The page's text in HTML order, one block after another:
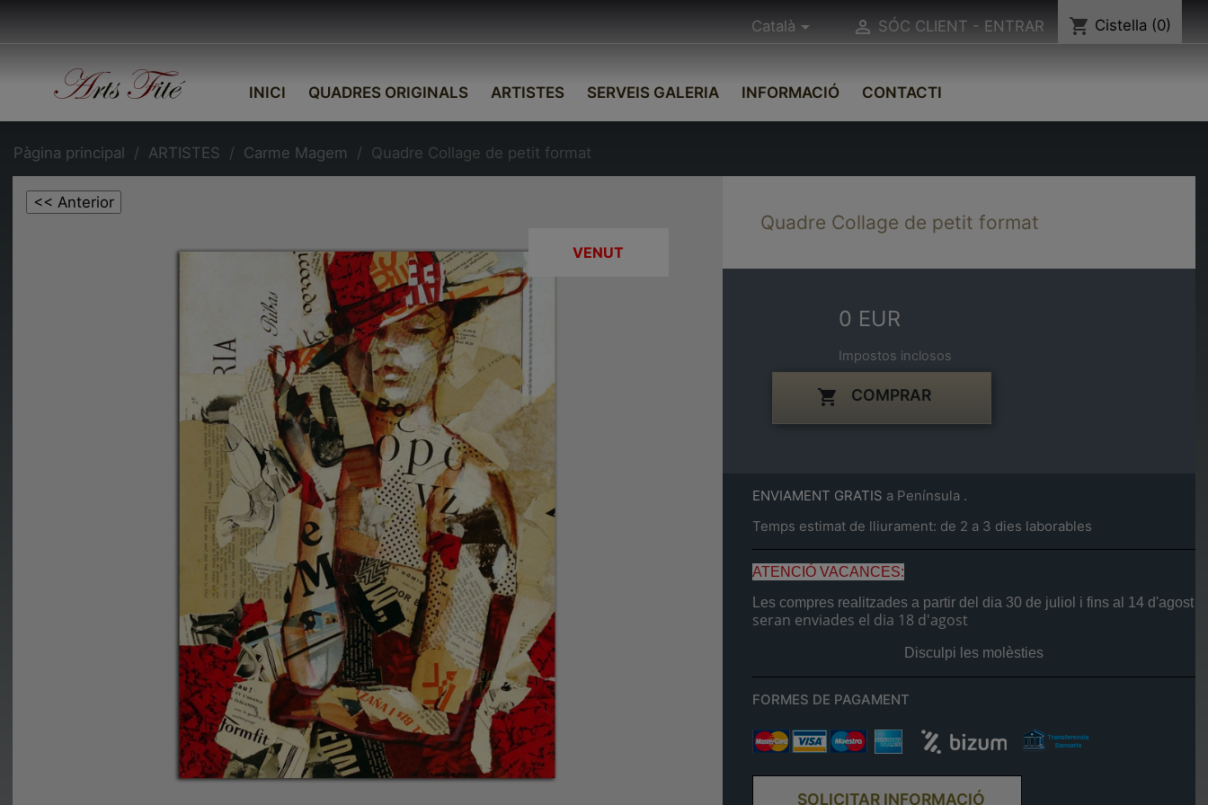
Català  SÓC CLIENT - ENTRAR shopping_cart Cistella (0)
INICI QUADRES ORIGINALS ARTISTES SERVEIS GALERIA INFORMACIÓ CONTACTI
Pàgina principal ARTISTES Carme Magem Quadre Collage de petit format
VENUT
Quadre Collage de petit format
0 EUR
Impostos inclosos
 COMPRAR
ENVIAMENT GRATIS a Península .
Temps estimat de lliurament: de 2 a 3 dies laborables
ATENCIÓ VACANCES:
Les compres realitzades a partir del dia 30 de juliol i fins al 14 d'agost
seran enviades el dia 18 d'agost
Disculpi les molèsties
FORMES DE PAGAMENT
SOLICITAR INFORMACIÓ